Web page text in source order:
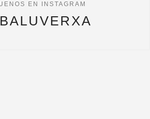
BALUVERXA